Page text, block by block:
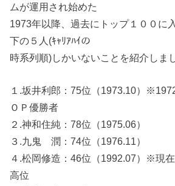
ムが運用され始めた
1973年以降、過去にトップ１００に
下の５人(ｷｬﾘｱﾊｲの
時系列順)しかいないことを紹介しま
１.坂井利郎：75位（1973.10）
ＯＰ優勝者
２.神和住純：78位（1975.06）
３.九鬼 潤：74位（1976.11）
４.松岡修造：46位（1992.07）※現
高位